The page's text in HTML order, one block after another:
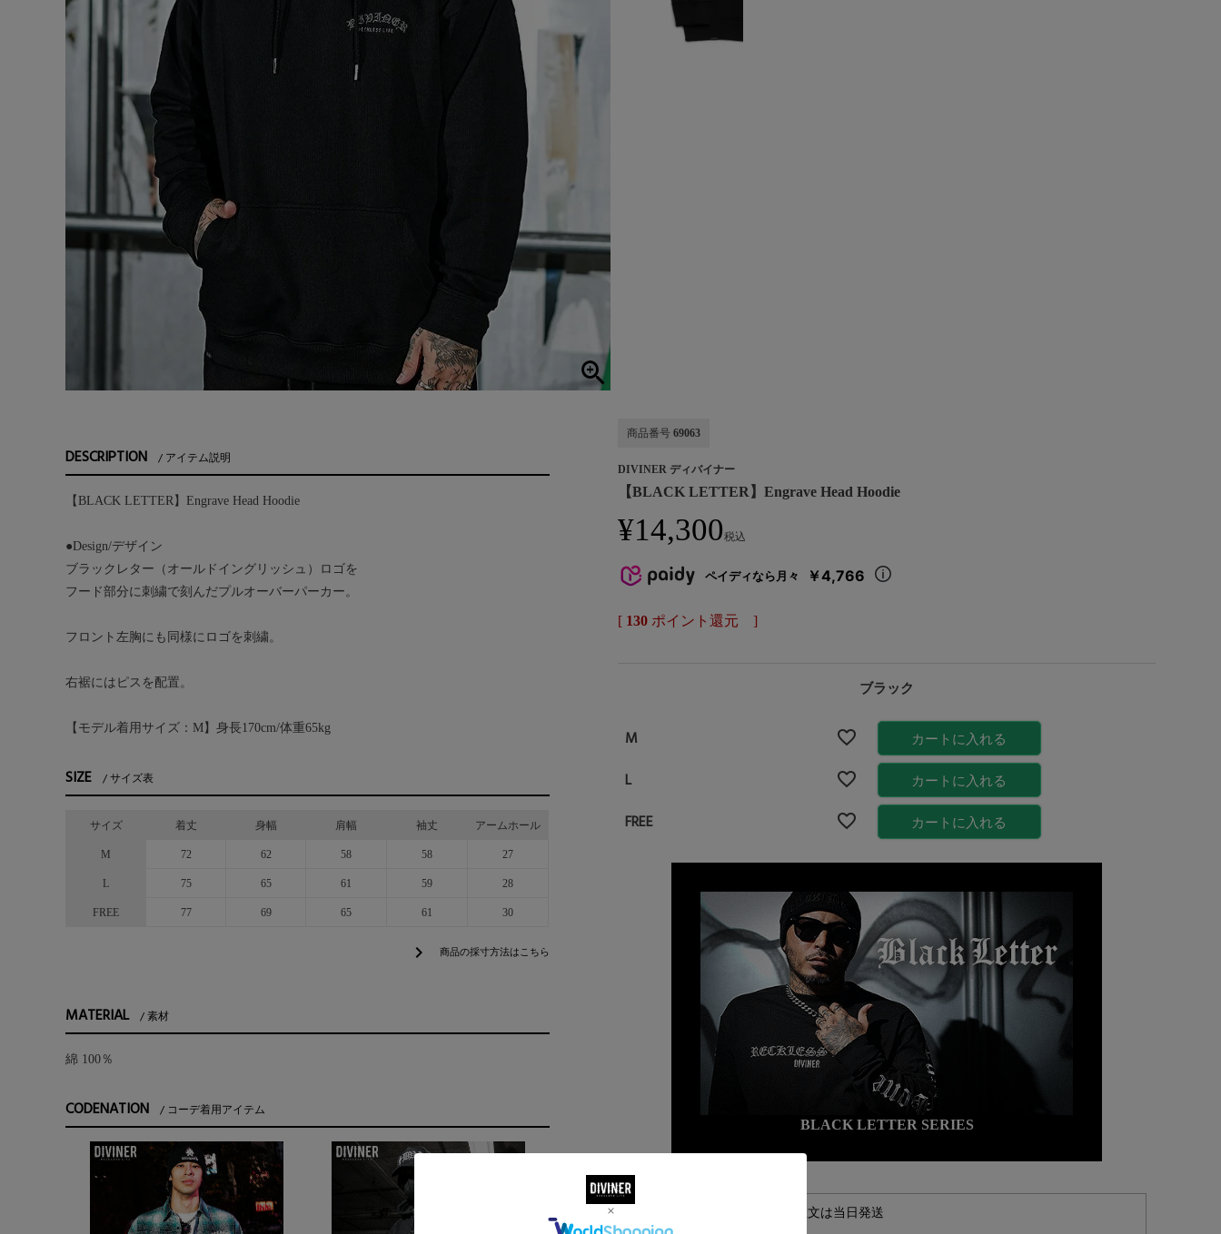
DESCRIPTION アイテム説明
【BLACK LETTER】Engrave Head Hoodie
●Design/デザイン
ブラックレター（オールドイングリッシュ）ロゴを
フード部分に刺繍で刻んだプルオーバーパーカー。
フロント左胸にも同様にロゴを刺繍。
右裾にはピスを配置。
【モデル着用サイズ：M】身長170cm/体重65kg
SIZE サイズ表
サイズ 着丈 身幅 肩幅 袖丈 アームホール
M 72 62 58 58 27
L 75 65 61 59 28
FREE 77 69 65 61 30
chevron_right 商品の採寸方法はこちら
MATERIAL 素材
綿 100％
CODENATION コーデ着用アイテム
商品番号 69063
DIVINER ディバイナー
【BLACK LETTER】Engrave Head Hoodie
¥14,300税込
ペイディなら月々 ￥4,766
[ 130 ポイント還元 ]
ブラック
M カートに入れる
L カートに入れる
FREE カートに入れる
BLACK LETTER SERIES
平日お昼13時までのご注文は当日発送